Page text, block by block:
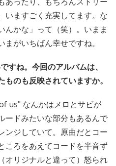
いますごく充実してます。な
んかな」って（笑）。いまま
がいちばん幸せですね。
すね。今回のアルバムは、
のも反映されていますか。
us" なんかはメロとサビが
ードみたいな部分もあるんで
ンジしていて。原曲だとコー
ころをあえてコードを半音ず
オリジナルと違って）怒られ